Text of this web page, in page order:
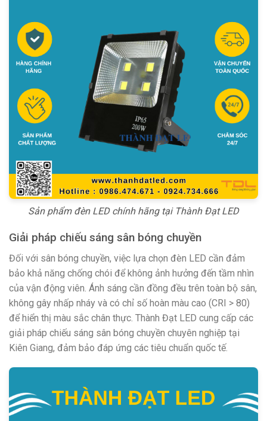
Sản phẩm đèn LED chính hãng tại Thành Đạt LED
Giải pháp chiếu sáng sân bóng chuyền
Đối với sân bóng chuyền, việc lựa chọn đèn LED cần đảm
bảo khả năng chống chói để không ảnh hưởng đến tầm nhìn
của vận động viên. Ánh sáng cần đồng đều trên toàn bộ sân,
không gây nhấp nháy và có chỉ số hoàn màu cao (CRI > 80)
để hiển thị màu sắc chân thực. Thành Đạt LED cung cấp các
giải pháp chiếu sáng sân bóng chuyền chuyên nghiệp tại
Kiên Giang, đảm bảo đáp ứng các tiêu chuẩn quốc tế.